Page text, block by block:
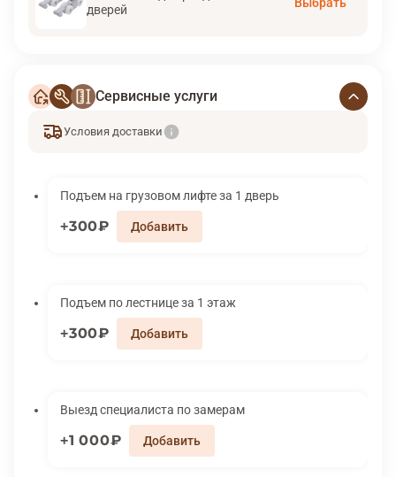
дверей
Сервисные услуги
Условия доставки
Подъем на грузовом лифте за 1 дверь
300₽
Подъем по лестнице за 1 этаж
300₽
Выезд специалиста по замерам
1 000₽